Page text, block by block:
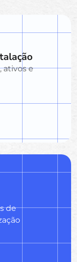
ativos e
de